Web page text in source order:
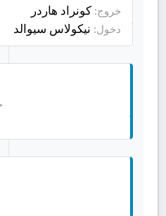
خروج: كونراد هاردر
دخول: نيكولاس سيوالد